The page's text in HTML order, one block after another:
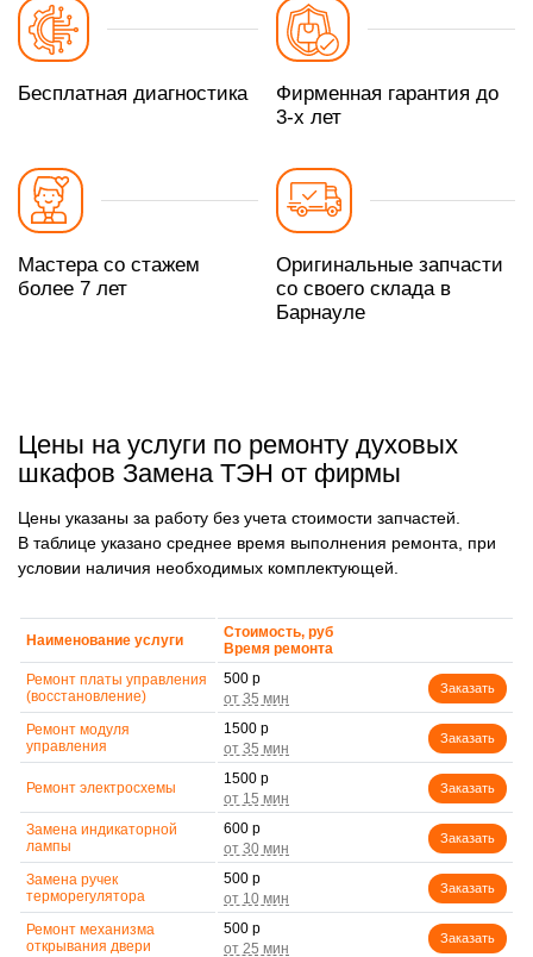
Бесплатная диагностика
Фирменная гарантия до
3-х лет
Мастера со стажем
более 7 лет
Оригинальные запчасти
со своего склада в
Барнауле
Цены на услуги по ремонту духовых
шкафов Замена ТЭН от фирмы
Цены указаны за работу без учета стоимости запчастей.
В таблице указано среднее время выполнения ремонта, при
условии наличия необходимых комплектующей.
Наименование услуги
Стоимость, руб
Время ремонта
Ремонт платы управления
(восстановление)
500 р
Заказать
Ремонт модуля
управления
1500 р
Заказать
Ремонт электросхемы
1500 р
Заказать
Замена индикаторной
лампы
600 р
Заказать
Замена ручек
терморегулятора
500 р
Заказать
Ремонт механизма
открывания двери
500 р
Заказать